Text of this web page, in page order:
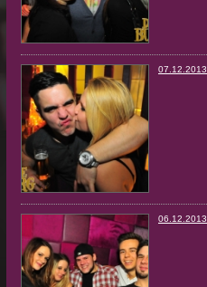
07.12.2013
06.12.2013